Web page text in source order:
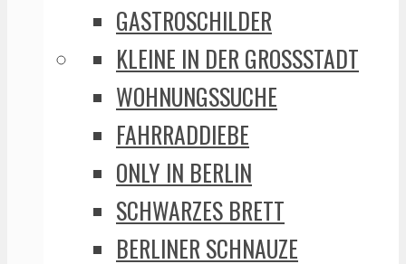
GASTROSCHILDER
KLEINE IN DER GROSSSTADT
WOHNUNGSSUCHE
FAHRRADDIEBE
ONLY IN BERLIN
SCHWARZES BRETT
BERLINER SCHNAUZE